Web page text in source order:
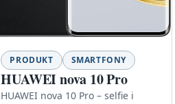
PRODUKT SMARTFONY
HUAWEI nova 10 Pro
HUAWEI nova 10 Pro – selfie i